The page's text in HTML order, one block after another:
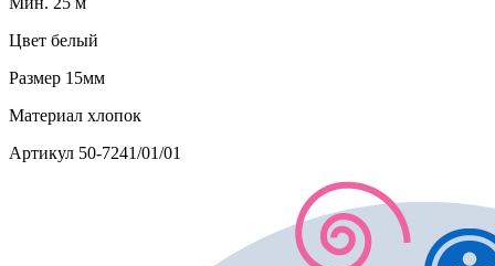
Цвет белый
Размер 15мм
Материал хлопок
Артикул 50-7241/01/01